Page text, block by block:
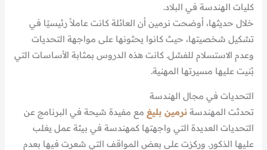
كليات الهندسة في البلاد.
خلال حديثها، أوضحت نرمين أن العائلة كانت عاملاً رئيسيًا في
تشكيل شخصيتها، حيث كانوا يحثونها على مواجهة التحديات
وعدم الاستسلام للفشل. كانت هذه الدروس بمثابة الأساسات التي
بُنيت عليها مسيرتها المهنية.
التحديات في مجال الهندسة
تحدثت المهندسةنرمين بليغ مع مفيدة شيحة في البرنامج عن
التحديات العديدة التي واجهتها كمهندسة في بيئة عمل يغلب
عليها الذكور. وركزت على بعض المواقف التي شعرت فيها بعدم